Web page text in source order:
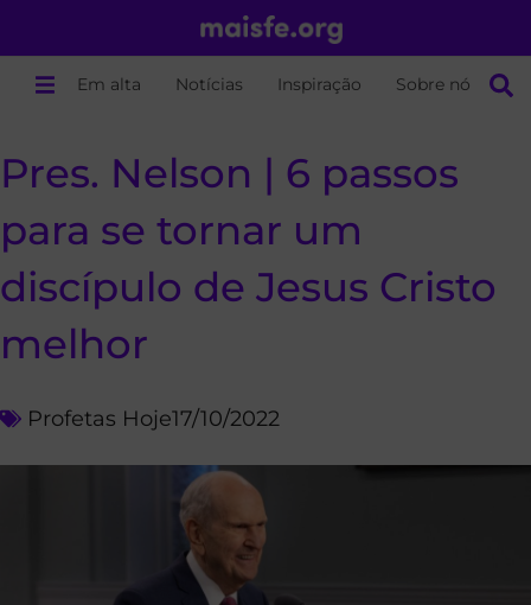
Em alta Notícias Inspiração Sobre nós
Pres. Nelson | 6 passos
para se tornar um
discípulo de Jesus Cristo
melhor
Profetas Hoje17/10/2022